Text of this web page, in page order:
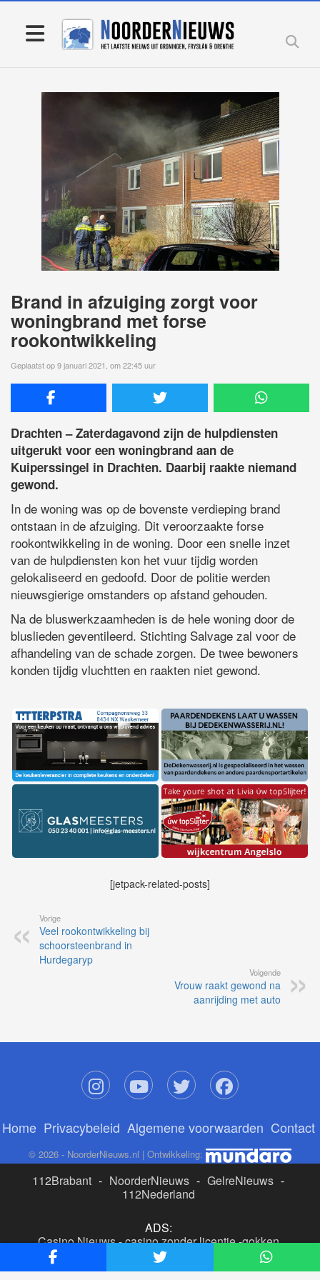
Brand in afzuiging zorgt voor
woningbrand met forse
rookontwikkeling
Geplaatst op 9 januari 2021, om 22:45 uur
Drachten – Zaterdagavond zijn de hulpdiensten
uitgerukt voor een woningbrand aan de
Kuiperssingel in Drachten. Daarbij raakte niemand
gewond.
In de woning was op de bovenste verdieping brand
ontstaan in de afzuiging. Dit veroorzaakte forse
rookontwikkeling in de woning. Door een snelle inzet
van de hulpdiensten kon het vuur tijdig worden
gelokaliseerd en gedoofd. Door de politie werden
nieuwsgierige omstanders op afstand gehouden.
Na de bluswerkzaamheden is de hele woning door de
bluslieden geventileerd. Stichting Salvage zal voor de
afhandeling van de schade zorgen. De twee bewoners
konden tijdig vluchtten en raakten niet gewond.
[jetpack-related-posts]
Vorige
Veel rookontwikkeling bij
schoorsteenbrand in
Hurdegaryp
Volgende
Vrouw raakt gewond na
aanrijding met auto
Home Privacybeleid Algemene voorwaarden Contact
© 2026 - NoorderNieuws.nl | Ontwikkeling:
112Brabant - NoorderNieuws - GelreNieuws -
112Nederland
ADS:
Casino Nieuws-casino zonder licentie-gokken
buitenlandse site
beste online casino nederland